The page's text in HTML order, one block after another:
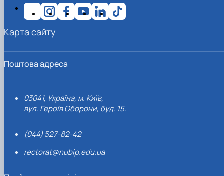
Поштова адреса
03041, Україна, м. Київ,
вул. Героїв Оборони, буд. 15.
(044) 527-82-42
rectorat@nubip.edu.ua
Карта сайту